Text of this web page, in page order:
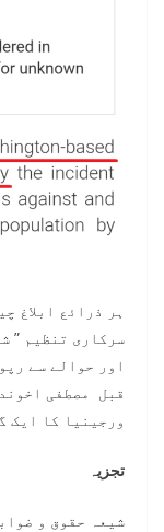
ہر ذرائع ابلاغ
سرکاری تنظیم ”
اور حوالے سے
قبل مصطفی
ورجینیا کا ایک
تجزیہ
شیعہ حقوق و